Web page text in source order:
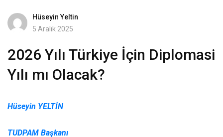
Hüseyin Yeltin
5 Aralık 2025
2026 Yılı Türkiye İçin Diplomasi
Yılı mı Olacak?
Hüseyin YELTİN
TUDPAM Başkanı